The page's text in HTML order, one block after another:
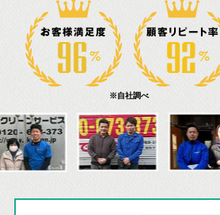
お客様満足度 顧客リピート率
※自社調べ